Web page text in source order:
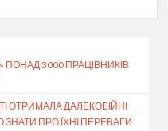
3000 ПРАЦІВНИКІВ
ОТРИМАЛА ДАЛЕКОБІЙНІ
ЗНАТИ ПРО ЇХНІ ПЕРЕВАГИ